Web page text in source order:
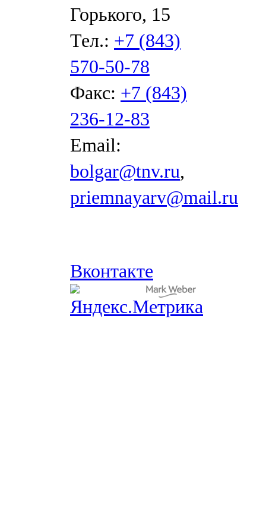
Горького, 15
Тел.: +7 (843)
570-50-78
Факс: +7 (843)
236-12-83
Email:
bolgar@tnv.ru,
priemnayarv@mail.ru
Вконтакте